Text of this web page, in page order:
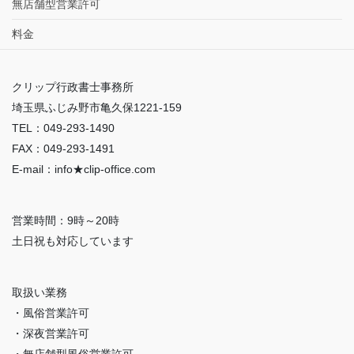
無店舗型営業許可
料金
クリップ行政書士事務所
埼玉県ふじみ野市亀久保1221-159
TEL：049-293-1490
FAX：049-293-1491
E-mail：info★clip-office.com
営業時間：9時～20時
土日祝も対応しています
取扱い業務
・風俗営業許可
・深夜営業許可